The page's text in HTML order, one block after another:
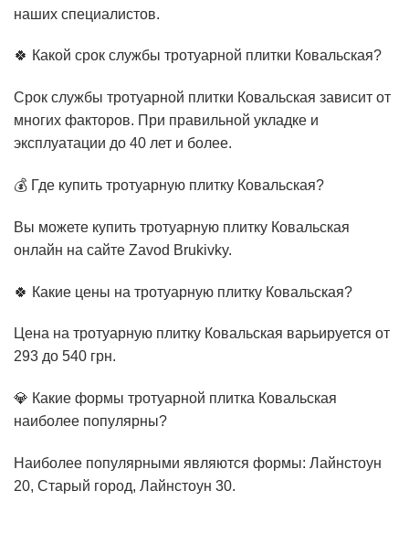
наших специалистов.
🍀 Какой срок службы тротуарной плитки Ковальская?
Срок службы тротуарной плитки Ковальская зависит от
многих факторов. При правильной укладке и
эксплуатации до 40 лет и более.
💰 Где купить тротуарную плитку Ковальская?
Вы можете купить тротуарную плитку Ковальская
онлайн на сайте Zavod Brukivky.
🍀 Какие цены на тротуарную плитку Ковальская?
Цена на тротуарную плитку Ковальская варьируется от
293 до 540 грн.
💎 Какие формы тротуарной плитка Ковальская
наиболее популярны?
Наиболее популярными являются формы: Лайнстоун
20, Старый город, Лайнстоун 30.